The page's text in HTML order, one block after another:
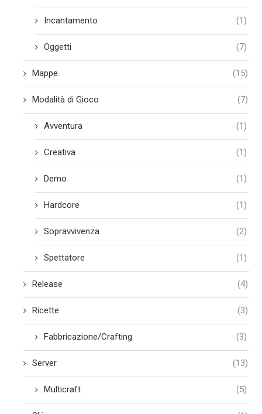
Incantamento (1)
Oggetti (7)
Mappe (15)
Modalità di Gioco (7)
Avventura (1)
Creativa (1)
Demo (1)
Hardcore (1)
Sopravvivenza (2)
Spettatore (1)
Release (4)
Ricette (3)
Fabbricazione/Crafting (3)
Server (13)
Multicraft (5)